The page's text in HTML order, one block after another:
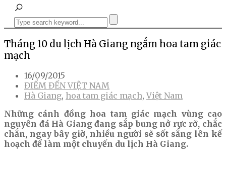
Tháng 10 du lịch Hà Giang ngắm hoa tam giác
mạch
16/09/2015
ĐIỂM ĐẾN VIỆT NAM
Hà Giang, hoa tam giác mạch,Việt Nam
Những cánh đồng hoa tam giác mạch vùng cao
nguyên đá Hà Giang đang sắp bung nở rực rỡ, chắc
chắn, ngay bây giờ, nhiều người sẽ sốt sắng lên kế
hoạch để làm một chuyến du lịch Hà Giang.